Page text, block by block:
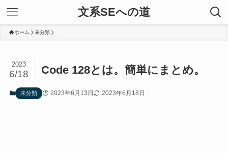
文系SEへの道
ホーム 未分類
Code 128とは。簡単にまとめ。
2023
6/18
未分類 2023年6月13日 2023年6月18日